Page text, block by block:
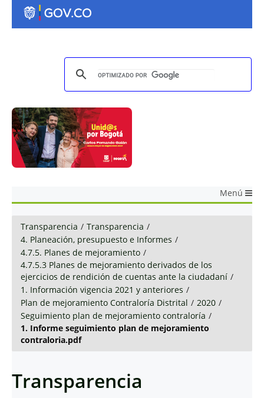
Menú
Transparencia / Transparencia /
4. Planeación, presupuesto e Informes /
4.7.5. Planes de mejoramiento /
4.7.5.3 Planes de mejoramiento derivados de los
ejercicios de rendición de cuentas ante la ciudadaní /
1. Información vigencia 2021 y anteriores /
Plan de mejoramiento Contraloría Distrital / 2020 /
Seguimiento plan de mejoramiento contraloría /
1. Informe seguimiento plan de mejoramiento
contraloria.pdf
Transparencia